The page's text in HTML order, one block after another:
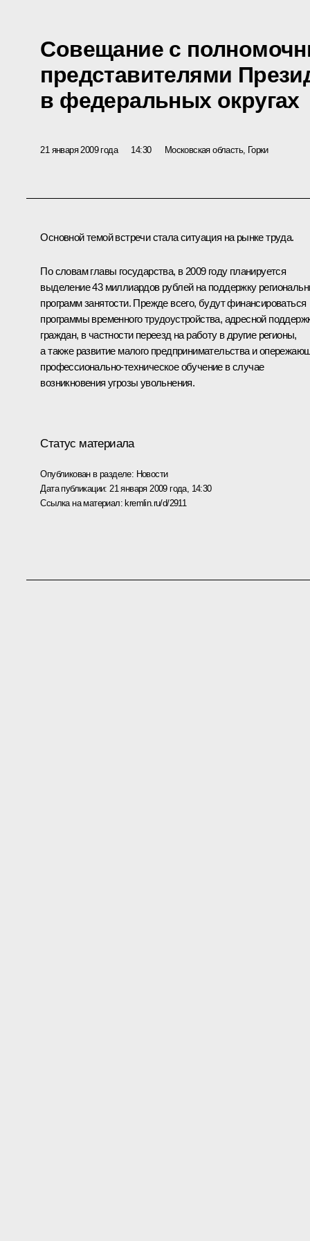
Совещание с
представителями
в федеральных округах
21 января 2009 года 14:30 Московская область, Горки
Основной темой встречи стала ситуация на рынке труда.
По словам главы государства, в 2009 году планируется
выделение 43 миллиардов рублей на поддержку
программ занятости. Прежде всего, будут финансироваться
программы временного трудоустройства, адресной
граждан, в частности переезд на работу в другие регионы,
а также развитие малого предпринимательства и
профессионально-техническое обучение в случае
возникновения угрозы увольнения.
Статус материала
Опубликован в разделе: Новости
Дата публикации: 21 января 2009 года, 14:30
Ссылка на материал:kremlin.ru/d/2911